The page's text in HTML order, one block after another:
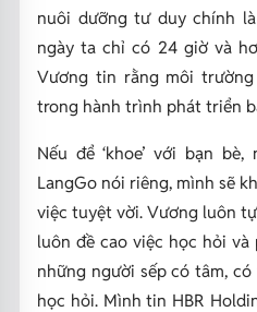
nuôi dưỡng tư duy chính
ngày ta chỉ có 24 giờ và
Vương tin rằng môi
trong hành trình phát triển
Nếu để ‘khoe’ với bạn
LangGo nói riêng, mình sẽ
việc tuyệt vời. Vương luôn
luôn đề cao việc học hỏi
những người sếp có tâm,
học hỏi. Mình tin HBR